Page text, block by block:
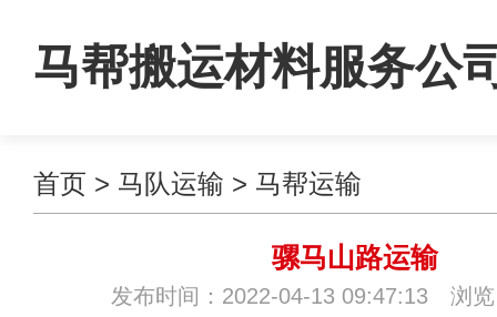
马帮搬运材料服务公
首页 > 马队运输 > 马帮运输
骡马山路运输
发布时间：2022-04-13 09:47:13 浏览